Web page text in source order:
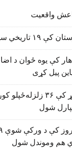
واقعیت
تاریخي سیمې او اثار ثبت شوي
کې یوه ځوان د
پیل کړی
کونړ کې ۳۶
شول
هم وموندل شول